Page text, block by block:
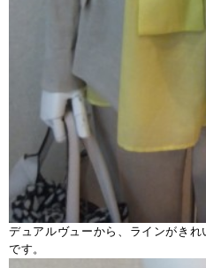
デュアルヴューから、ラインがき
です。